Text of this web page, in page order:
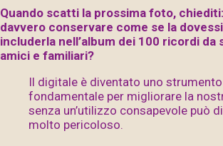
Quando scatti la prossima foto,
davvero conservare come se la
includerla nell’album dei 100 ricordi da
amici e familiari?
Il digitale è diventato uno strumento
fondamentale per migliorare la
senza un’utilizzo consapevole può
molto pericoloso.